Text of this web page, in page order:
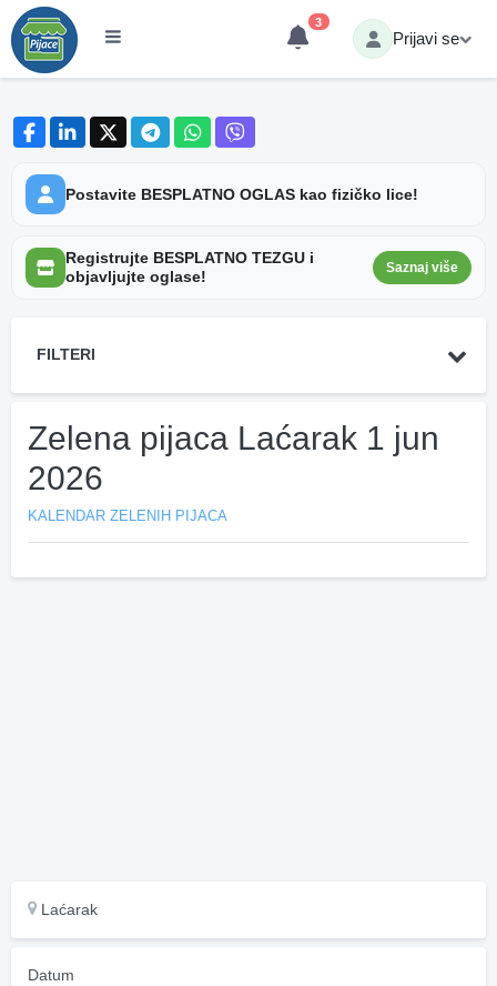
3
Prijavi se
Postavite BESPLATNO OGLAS kao fizičko lice!
Registrujte BESPLATNO TEZGU i
objavljujte oglase!
Saznaj više
FILTERI
Zelena pijaca Laćarak 1 jun
2026
KALENDAR ZELENIH PIJACA
Laćarak
Datum